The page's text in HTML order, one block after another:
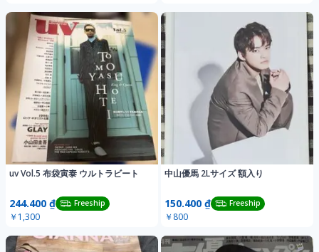
uv Vol.5 布袋寅泰 ウルトラビート
244.400 ₫ Freeship
￥1,300
中山優馬 2Lサイズ 額入り
150.400 ₫ Freeship
￥800